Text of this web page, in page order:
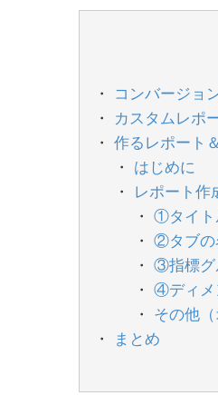
コンバージョ
カスタムレポ
作るレポート
はじめに
レポート作
①タイト
②タブの
③指標グ
④ディメ
その他（
まとめ